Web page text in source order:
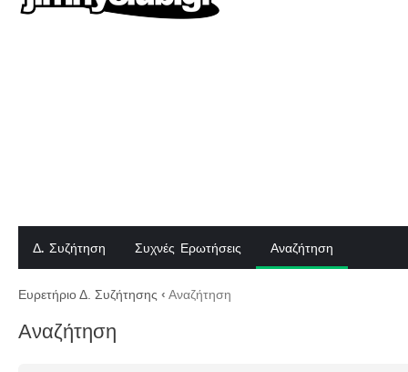
Δ. Συζήτηση Συχνές Ερωτήσεις Αναζήτηση
Ευρετήριο Δ. Συζήτησης ‹ Αναζήτηση
Αναζήτηση